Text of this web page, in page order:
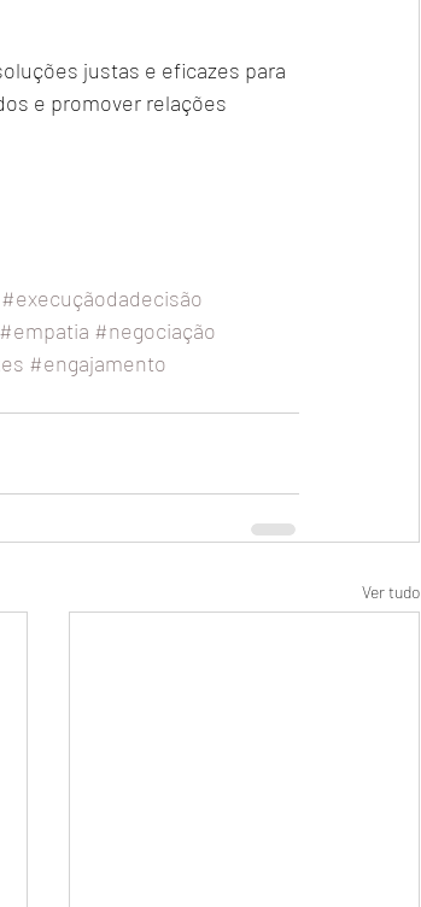
justas e eficazes para
e promover relações
#execuçãodadecisão
#empatia #negociação
#engajamento
Ver tudo